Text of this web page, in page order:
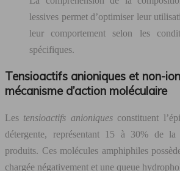
lessives permet d’optimiser leur
leur comportement selon les
spécifiques.
Tensioactifs anioniques et non-
mécanisme d’action moléculaire
Les tensioactifs anioniques constituent
détergente, représentant 15 à 30% de
produits. Ces molécules amphiphiles
chargée négativement et une queue